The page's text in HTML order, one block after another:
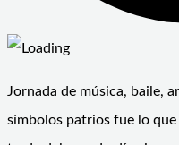
Jornada de música, baile,
símbolos patrios fue lo